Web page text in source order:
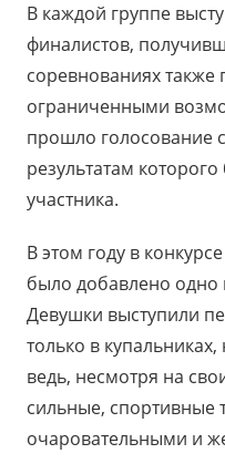
В каждой группе
финалистов,
соревнованиях также
ограниченными
прошло голосование
результатам
участника.
В этом году в
было добавлено одно
Девушки выступили
только в
ведь, несмотря на
сильные, спортивные
очаровательными и